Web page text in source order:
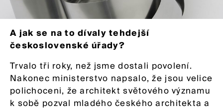
A jak se na to dívaly tehdejší
československé úřady?
Trvalo tři roky, než jsme dostali povolení.
Nakonec ministerstvo napsalo, že jsou velice
polichoceni, že architekt světového významu
k sobě pozval mladého českého architekta a